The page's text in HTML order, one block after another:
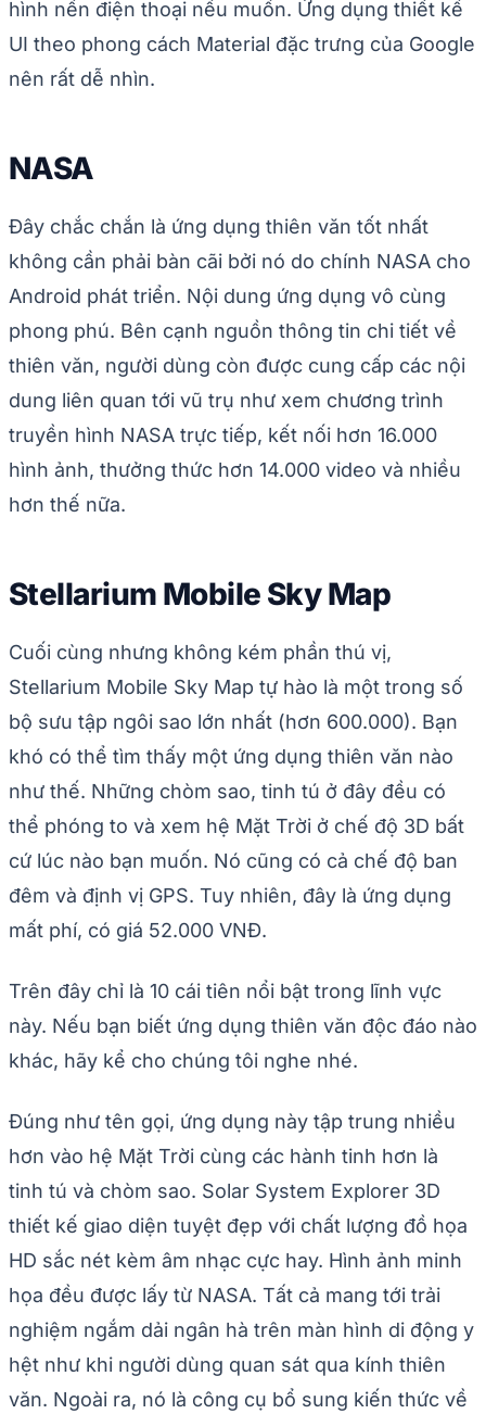
hình nền điện thoại nếu muốn. Ứng dụng thiết kế
UI theo phong cách Material đặc trưng của Google
nên rất dễ nhìn.
NASA
Đây chắc chắn là ứng dụng thiên văn tốt nhất
không cần phải bàn cãi bởi nó do chính NASA cho
Android phát triển. Nội dung ứng dụng vô cùng
phong phú. Bên cạnh nguồn thông tin chi tiết về
thiên văn, người dùng còn được cung cấp các nội
dung liên quan tới vũ trụ như xem chương trình
truyền hình NASA trực tiếp, kết nối hơn 16.000
hình ảnh, thưởng thức hơn 14.000 video và nhiều
hơn thế nữa.
Stellarium Mobile Sky Map
Cuối cùng nhưng không kém phần thú vị,
Stellarium Mobile Sky Map tự hào là một trong số
bộ sưu tập ngôi sao lớn nhất (hơn 600.000). Bạn
khó có thể tìm thấy một ứng dụng thiên văn nào
như thế. Những chòm sao, tinh tú ở đây đều có
thể phóng to và xem hệ Mặt Trời ở chế độ 3D bất
cứ lúc nào bạn muốn. Nó cũng có cả chế độ ban
đêm và định vị GPS. Tuy nhiên, đây là ứng dụng
mất phí, có giá 52.000 VNĐ.
Trên đây chỉ là 10 cái tiên nổi bật trong lĩnh vực
này. Nếu bạn biết ứng dụng thiên văn độc đáo nào
khác, hãy kể cho chúng tôi nghe nhé.
Đúng như tên gọi, ứng dụng này tập trung nhiều
hơn vào hệ Mặt Trời cùng các hành tinh hơn là
tinh tú và chòm sao. Solar System Explorer 3D
thiết kế giao diện tuyệt đẹp với chất lượng đồ họa
HD sắc nét kèm âm nhạc cực hay. Hình ảnh minh
họa đều được lấy từ NASA. Tất cả mang tới trải
nghiệm ngắm dải ngân hà trên màn hình di động y
hệt như khi người dùng quan sát qua kính thiên
văn. Ngoài ra, nó là công cụ bổ sung kiến thức về